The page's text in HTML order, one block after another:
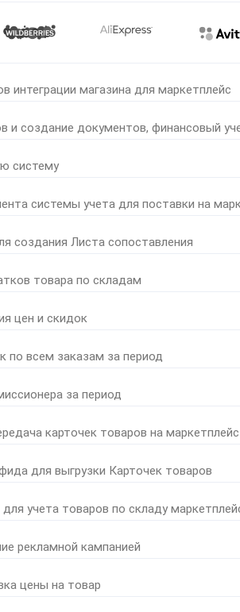
интеграции магазина для маркетплейс
и создание документов, финансовый
систему
системы учета для поставки на
создания Листа сопоставления
товара по складам
цен и скидок
по всем заказам за период
за период
карточек товаров на маркетплейс
для выгрузки Карточек товаров
учета товаров по складу
рекламной кампанией
цены на товар